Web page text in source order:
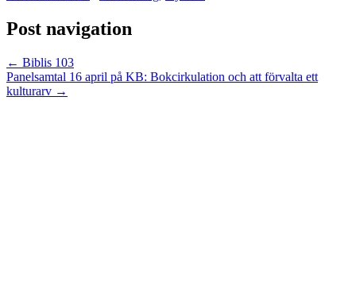
Post navigation
← Biblis 103
Panelsamtal 16 april på KB: Bokcirkulation och att förvalta ett
kulturarv →